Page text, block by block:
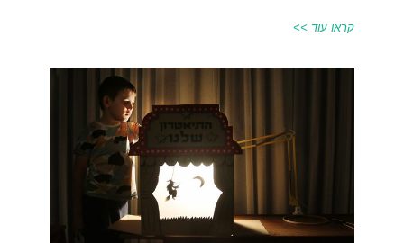
קראו עוד >>